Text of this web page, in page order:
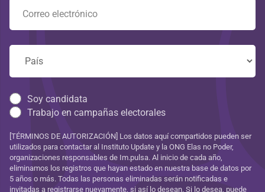
Soy candidata
Trabajo en campañas electorales
[TÉRMINOS DE AUTORIZACIÓN] Los datos aquí compartidos pueden ser
utilizados para contactar al Instituto Update y la ONG Elas no Poder,
organizaciones responsables de Im.pulsa. Al inicio de cada año,
eliminamos los registros que hayan estado en nuestra base de datos por
5 años o más. Todas las personas eliminadas serán notificadas e
invitadas a registrarse nuevamente, si así lo desean. Si lo desea, puede